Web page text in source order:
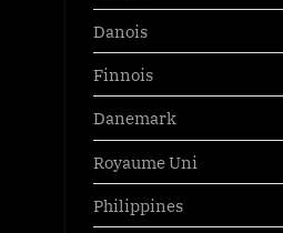
Danois
Finnois
Danemark
Royaume Uni
Philippines